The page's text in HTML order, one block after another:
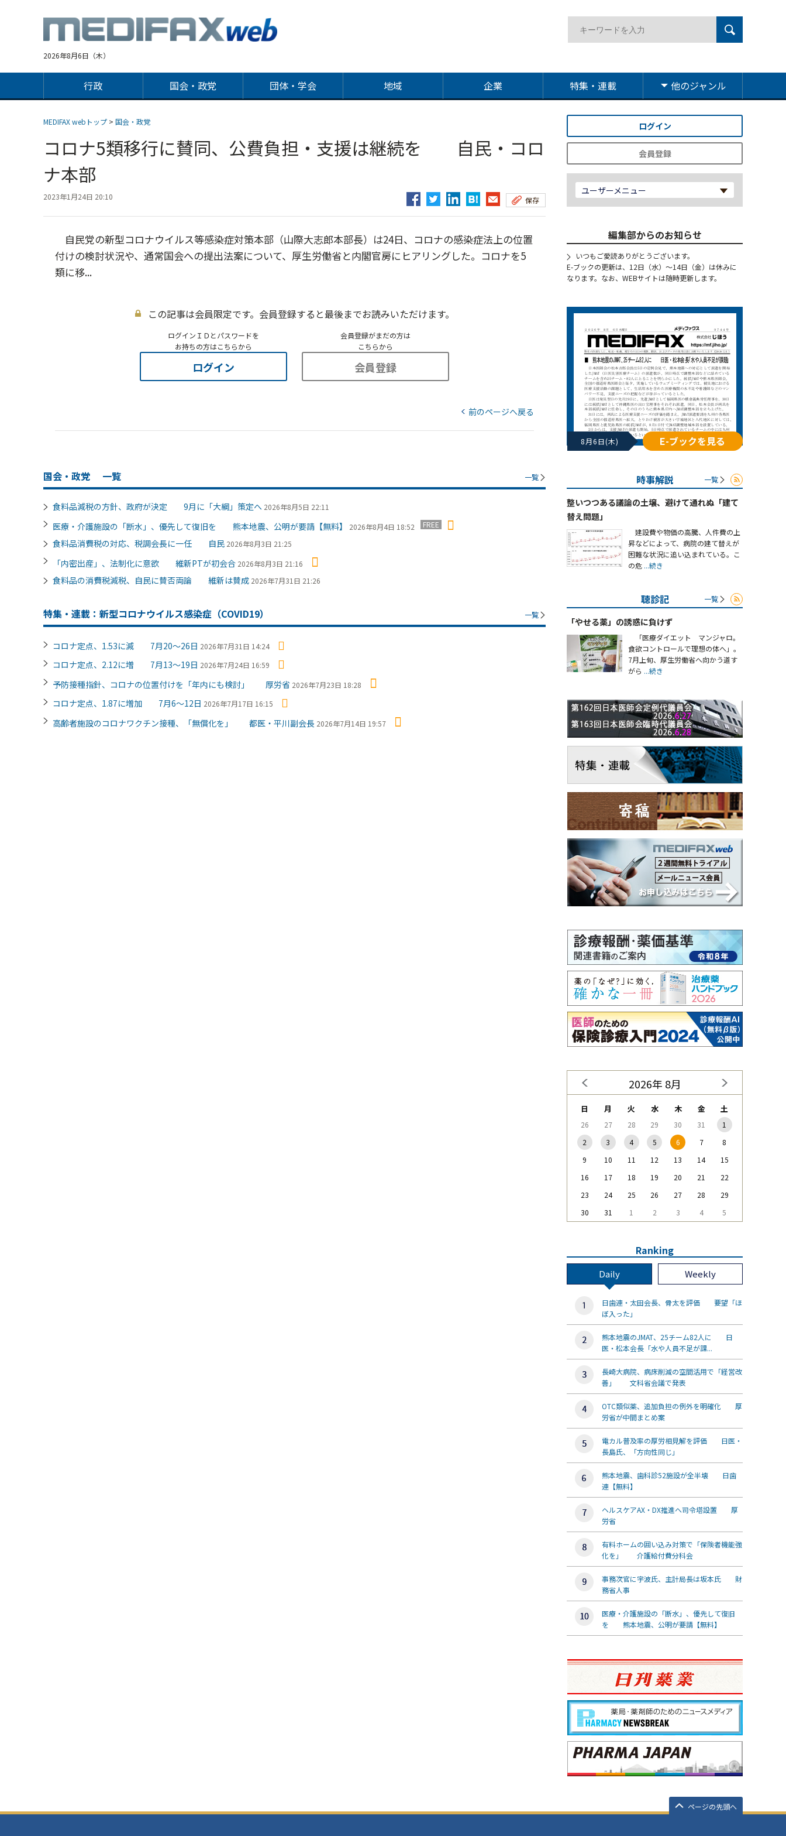
2026年8月6日（木）
行政 国会・政党 団体・学会 地域 企業 特集・連載 他のジャンル
MEDIFAX webトップ > 国会・政党
コロナ5類移行に賛同、公費負担・支援は継続を 自民・コロ
ナ本部
2023年1月24日 20:10 保存
自民党の新型コロナウイルス等感染症対策本部（山際大志郎本部長）は24日、コロナの感染症法上の位置
付けの検討状況や、通常国会への提出法案について、厚生労働省と内閣官房にヒアリングした。コロナを5
類に移...
この記事は会員限定です。会員登録すると最後までお読みいただけます。
ログインＩＤとパスワードを
お持ちの方はこちらから
ログイン
会員登録がまだの方は
こちらから
会員登録
前のページへ戻る
国会・政党 一覧 一覧
食料品減税の方針、政府が決定 9月に「大綱」策定へ 2026年8月5日 22:11
医療・介護施設の「断水」、優先して復旧を 熊本地震、公明が要請【無料】 2026年8月4日 18:52 FREE
食料品消費税の対応、税調会長に一任 自民 2026年8月3日 21:25
「内密出産」、法制化に意欲 維新PTが初会合 2026年8月3日 21:16
食料品の消費税減税、自民に賛否両論 維新は賛成 2026年7月31日 21:26
特集・連載：新型コロナウイルス感染症（COVID19） 一覧
コロナ定点、1.53に減 7月20～26日 2026年7月31日 14:24
コロナ定点、2.12に増 7月13～19日 2026年7月24日 16:59
予防接種指針、コロナの位置付けを「年内にも検討」 厚労省 2026年7月23日 18:28
コロナ定点、1.87に増加 7月6～12日 2026年7月17日 16:15
高齢者施設のコロナワクチン接種、「無償化を」 都医・平川副会長 2026年7月14日 19:57
ログイン
会員登録
ユーザーメニュー
編集部からのお知らせ
いつもご愛読ありがとうございます。
E-ブックの更新は、12日（水）～14日（金）は休みに
なります。なお、WEBサイトは随時更新します。
8月6日(木) E-ブックを見る
時事解説 一覧
整いつつある議論の土壌、避けて通れぬ「建て
替え問題」
建設費や物価の高騰、人件費の上
昇などによって、病院の建て替えが
困難な状況に追い込まれている。こ
の危 ...続き
聴診記 一覧
「やせる薬」の誘惑に負けず
「医療ダイエット マンジャロ。
食欲コントロールで理想の体へ」。
7月上旬、厚生労働省へ向かう道す
がら ...続き
2026年 8月
日 月 火 水 木 金 土
26 27 28 29 30 31
1
2
3 4 5 6 7
8
9
10 11 12 13 14
15
16
17 18 19 20 21
22
23
24 25 26 27 28
29
30
31 1 2 3 4 5
Ranking
Daily Weekly
日歯連・太田会長、骨太を評価 要望「ほ
ぼ入った」
熊本地震のJMAT、25チーム82人に 日
医・松本会長「水や人員不足が課...
長崎大病院、病床削減の空間活用で「経営改
善」 文科省会議で発表
OTC類似薬、追加負担の例外を明確化 厚
労省が中間まとめ案
電カル普及率の厚労相見解を評価 日医・
長島氏、「方向性同じ」
熊本地震、歯科診52施設が全半壊 日歯
連【無料】
ヘルスケアAX・DX推進へ司令塔設置 厚
労省
有料ホームの囲い込み対策で「保険者機能強
化を」 介護給付費分科会
事務次官に宇波氏、主計局長は坂本氏 財
務省人事
医療・介護施設の「断水」、優先して復旧
を 熊本地震、公明が要請【無料】
ページの先頭へ